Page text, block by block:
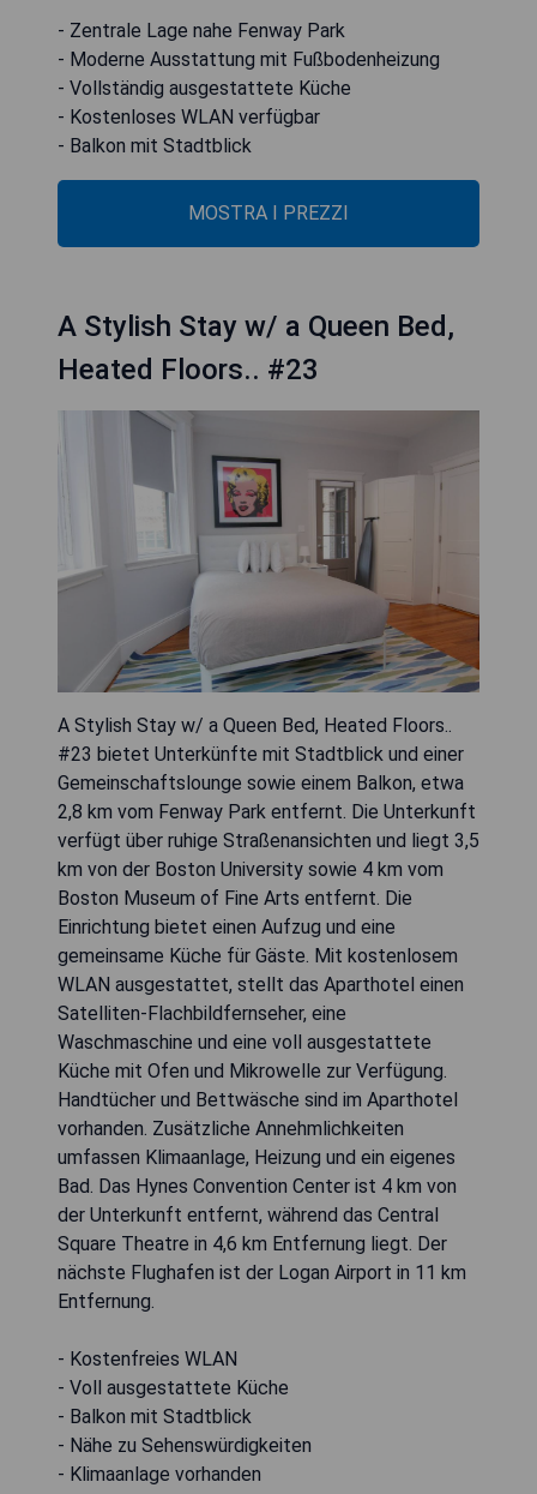
- Zentrale Lage nahe Fenway Park
- Moderne Ausstattung mit Fußbodenheizung
- Vollständig ausgestattete Küche
- Kostenloses WLAN verfügbar
- Balkon mit Stadtblick
MOSTRA I PREZZI
A Stylish Stay w/ a Queen Bed,
Heated Floors.. #23
A Stylish Stay w/ a Queen Bed, Heated Floors..
#23 bietet Unterkünfte mit Stadtblick und einer
Gemeinschaftslounge sowie einem Balkon, etwa
2,8 km vom Fenway Park entfernt. Die Unterkunft
verfügt über ruhige Straßenansichten und liegt 3,5
km von der Boston University sowie 4 km vom
Boston Museum of Fine Arts entfernt. Die
Einrichtung bietet einen Aufzug und eine
gemeinsame Küche für Gäste. Mit kostenlosem
WLAN ausgestattet, stellt das Aparthotel einen
Satelliten-Flachbildfernseher, eine
Waschmaschine und eine voll ausgestattete
Küche mit Ofen und Mikrowelle zur Verfügung.
Handtücher und Bettwäsche sind im Aparthotel
vorhanden. Zusätzliche Annehmlichkeiten
umfassen Klimaanlage, Heizung und ein eigenes
Bad. Das Hynes Convention Center ist 4 km von
der Unterkunft entfernt, während das Central
Square Theatre in 4,6 km Entfernung liegt. Der
nächste Flughafen ist der Logan Airport in 11 km
Entfernung.
- Kostenfreies WLAN
- Voll ausgestattete Küche
- Balkon mit Stadtblick
- Nähe zu Sehenswürdigkeiten
- Klimaanlage vorhanden